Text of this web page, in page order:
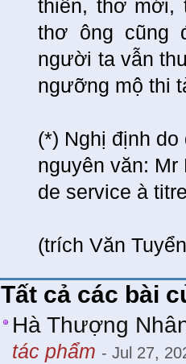
thiên, thơ mới,
thơ ông cũng
người ta vẫn
ngưỡng mộ thi
(*) Nghị định
nguyên văn:
de service à
(trích Văn
Tất cả các bài
Hà Thượng
tác phẩm - Jul 27,